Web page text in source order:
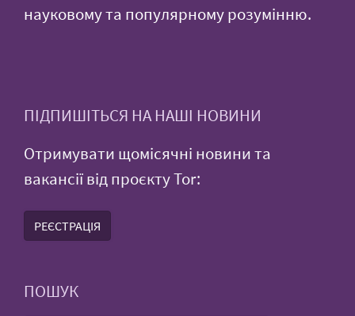
науковому та популярному розумінню.
ПІДПИШІТЬСЯ НА НАШІ НОВИНИ
Отримувати щомісячні новини та
вакансії від проєкту Tor:
РЕЄСТРАЦІЯ
ПОШУК